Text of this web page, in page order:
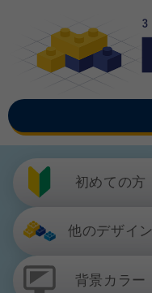
初めての方
他のデザイン
背景カラー